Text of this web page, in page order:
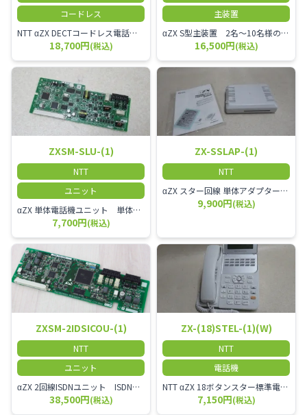
コードレス
NTT αZX DECTコードレス電話機 電波方式がDECTで、 防水機能（IPX4:あらゆる方向からの水の飛まつを受けても有害な影響を受けない。)を備えた 接続装置と子機の一対シングルゾーンコードレスです。
18,700円(税込)
主装置
αZX S型主装置 2名～10名様のオフィスに適しております。
16,500円(税込)
ZXSM-SLU-(1)
NTT
ユニット
αZX 単体電話機ユニット 単体電話機、複合機、ドアホン等、 2台分収容可能にするユニット
7,700円(税込)
ZX-SSLAP-(1)
NTT
αZX スター回線 単体アダプター 受付電話機、ドアホン、FAX等を1台収容できる装置です。
9,900円(税込)
ZXSM-2IDSICOU-(1)
NTT
ユニット
αZX 2回線ISDNユニット ISDN回線を2本収容可能です。
38,500円(税込)
ZX-(18)STEL-(1)(W)
NTT
電話機
NTT αZX 18ボタンスター標準電話機(白)
7,150円(税込)